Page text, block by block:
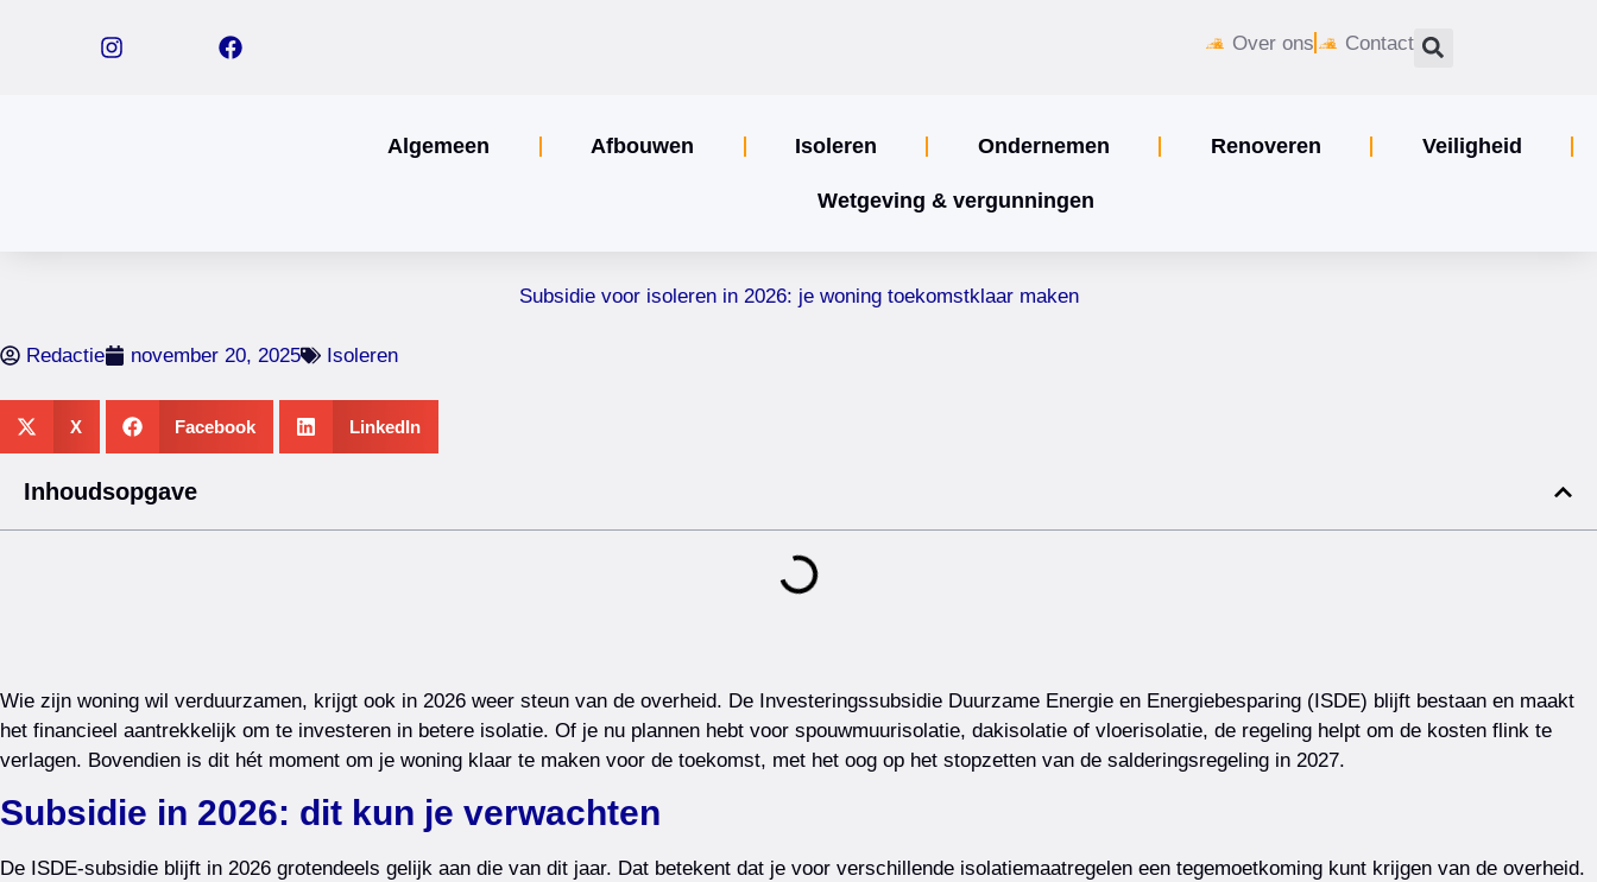
Over ons Contact
Algemeen Afbouwen Isoleren Ondernemen Renoveren Veiligheid
Wetgeving & vergunningen
Subsidie voor isoleren in 2026: je woning toekomstklaar maken
Redactie november 20, 2025 Isoleren
X Facebook LinkedIn
Inhoudsopgave
Wie zijn woning wil verduurzamen, krijgt ook in 2026 weer steun van de overheid. De Investeringssubsidie Duurzame Energie en Energiebesparing (ISDE) blijft bestaan en maakt
het financieel aantrekkelijk om te investeren in betere isolatie. Of je nu plannen hebt voor spouwmuurisolatie, dakisolatie of vloerisolatie, de regeling helpt om de kosten flink te
verlagen. Bovendien is dit hét moment om je woning klaar te maken voor de toekomst, met het oog op het stopzetten van de salderingsregeling in 2027.
Subsidie in 2026: dit kun je verwachten
De ISDE-subsidie blijft in 2026 grotendeels gelijk aan die van dit jaar. Dat betekent dat je voor verschillende isolatiemaatregelen een tegemoetkoming kunt krijgen van de overheid.